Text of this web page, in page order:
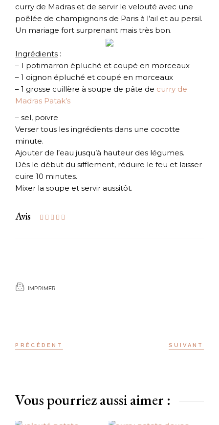
curry de Madras et de servir le velouté avec une
poêlée de champignons de Paris à l’ail et au persil.
Un mariage fort surprenant mais très bon.
Ingrédients :
– 1 potimarron épluché et coupé en morceaux
– 1 oignon épluché et coupé en morceaux
– 1 grosse cuillère à soupe de pâte de curry de
Madras Patak’s
– sel, poivre
Verser tous les ingrédients dans une cocotte
minute.
Ajouter de l’eau jusqu’à hauteur des légumes.
Dès le début du sifflement, réduire le feu et laisser
cuire 10 minutes.
Mixer la soupe et servir aussitôt.
Avis
IMPRIMER
PRÉCÉDENT SUIVANT
Vous pourriez aussi aimer :